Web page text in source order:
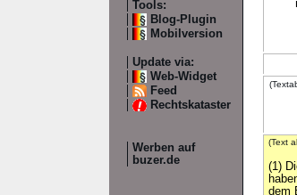
Tools:
Blog-Plugin
Mobilversion
Update via:
Web-Widget
Feed
Rechtskataster
Werben auf
buzer.de
(Text
(1)
dem